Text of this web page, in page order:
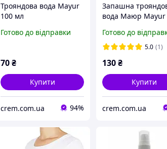
Трояндова вода Mayur
100 мл
Готово до відправки
70₴
Купити
crem.com.ua 94%
Запашна
вода Маюр Mayur
Готово до
5.0 (1)
130₴
Купити
crem.com.ua